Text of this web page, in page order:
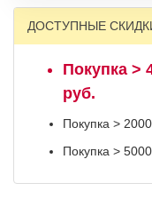
ДОСТУПНЫЕ
Покупка >
руб.
Покупка >
Покупка >